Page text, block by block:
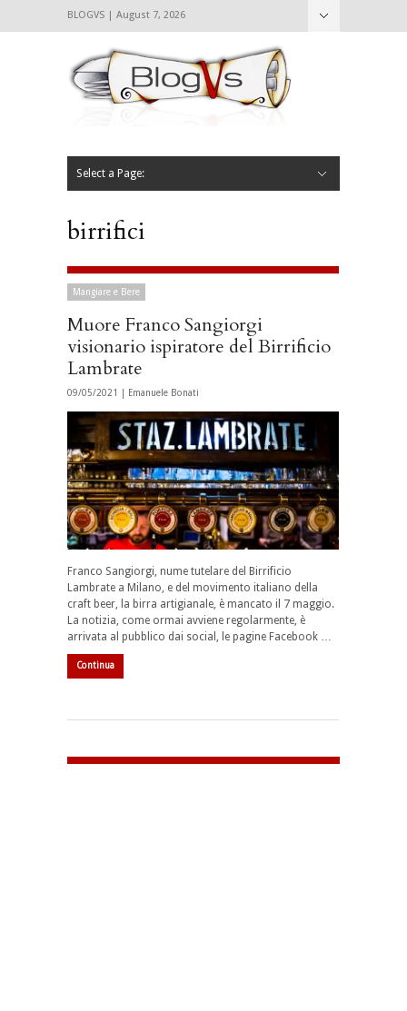
BLOGVS | August 7, 2026
Select a Page:
birrifici
Mangiare e Bere
Muore Franco Sangiorgi
visionario ispiratore del Birrificio
Lambrate
09/05/2021 | Emanuele Bonati
Franco Sangiorgi, nume tutelare del Birrificio
Lambrate a Milano, e del movimento italiano della
craft beer, la birra artigianale, è mancato il 7 maggio.
La notizia, come ormai avviene regolarmente, è
arrivata al pubblico dai social, le pagine Facebook …
Continua